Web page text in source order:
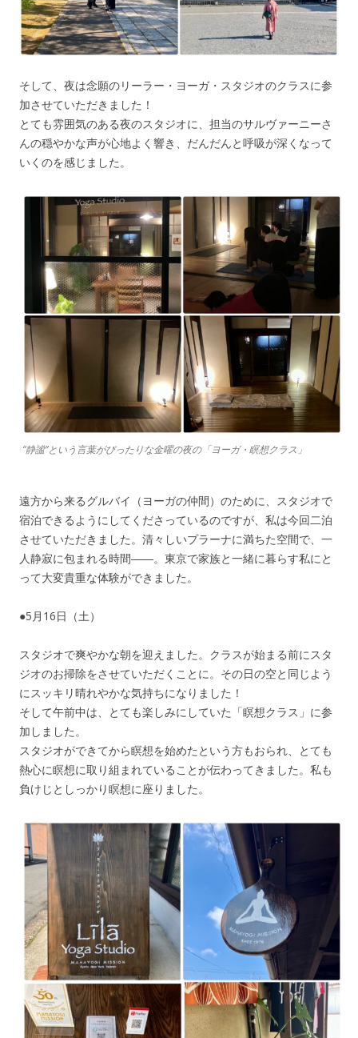
そして、夜は念願のリーラー・ヨーガ・スタジオのクラスに参
加させていただきました！
とても雰囲気のある夜のスタジオに、担当のサルヴァーニーさ
んの穏やかな声が心地よく響き、だんだんと呼吸が深くなって
いくのを感じました。
“静謐”という言葉がぴったりな金曜の夜の「ヨーガ・瞑想クラス」
遠方から来るグルバイ（ヨーガの仲間）のために、スタジオで
宿泊できるようにしてくださっているのですが、私は今回二泊
させていただきました。清々しいプラーナに満ちた空間で、一
人静寂に包まれる時間――。東京で家族と一緒に暮らす私にと
って大変貴重な体験ができました。
●5月16日（土）
スタジオで爽やかな朝を迎えました。クラスが始まる前にスタ
ジオのお掃除をさせていただくことに。その日の空と同じよう
にスッキリ晴れやかな気持ちになりました！
そして午前中は、とても楽しみにしていた「瞑想クラス」に参
加しました。
スタジオができてから瞑想を始めたという方もおられ、とても
熱心に瞑想に取り組まれていることが伝わってきました。私も
負けじとしっかり瞑想に座りました。